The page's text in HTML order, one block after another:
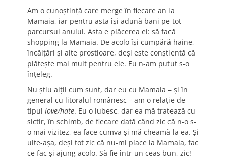
Am o cunoștință care merge în fiecare an la
Mamaia, iar pentru asta își adună bani pe tot
parcursul anului. Asta e plăcerea ei: să facă
shopping la Mamaia. De acolo își cumpără haine,
încălțări și alte prostioare, deși este conștientă că
plătește mai mult pentru ele. Eu n-am putut s-o
înțeleg.
Nu știu alții cum sunt, dar eu cu Mamaia – și în
general cu litoralul românesc – am o relație de
tipul love/hate. Eu o iubesc, dar ea mă tratează cu
sictir, în schimb, de fiecare dată când zic că n-o s-
o mai vizitez, ea face cumva și mă cheamă la ea. Și
uite-așa, deși tot zic că nu-mi place la Mamaia, fac
ce fac și ajung acolo. Să fie într-un ceas bun, zic!